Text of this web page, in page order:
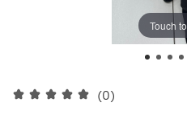
Touch
(0)